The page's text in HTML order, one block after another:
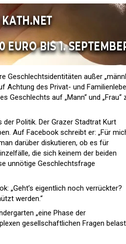
Geschlechtsidentitäten außer
Achtung des Privat- und
Geschlechts auf „Mann“ und „Frau“
Politik. Der Grazer Stadtrat Kurt
Auf Facebook schreibt er: „Für
darüber diskutieren, ob es für
die sich keinem der beiden
unnötige Geschlechtsfrage
„Geht’s eigentlich noch verrückter?
werden.“
„eine Phase der
gesellschaftlichen Fragen